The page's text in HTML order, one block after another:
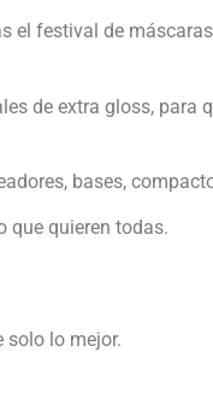
el festival de
de extra gloss, para
bases,
que quieren todas.
solo lo mejor.